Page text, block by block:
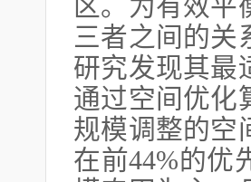
三者之间的关
研究发现其最
通过空间优化
规模调整的空
在前44%的优